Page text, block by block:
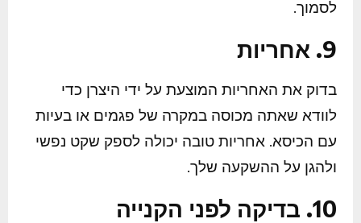
לסמוך.
9. אחריות
בדוק את האחריות המוצעת על ידי היצרן כדי
לוודא שאתה מכוסה במקרה של פגמים או בעיות
עם הכיסא. אחריות טובה יכולה לספק שקט נפשי
ולהגן על ההשקעה שלך.
10. בדיקה לפני הקנייה